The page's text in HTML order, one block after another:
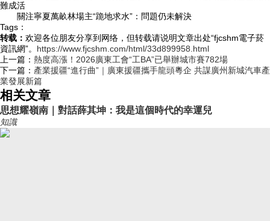
難成活
關注寧夏萬畝林場主“跪地求水”：問題仍未解決
Tags：
转载： 欢迎各位朋友分享到网络，但转载请说明文章出处“fjcshm電子菸
資訊網”。 https://www.fjcshm.com/html/33d899958.html
上一篇： 熱度高漲！2026廣東工會“工BA”已舉辦城市賽782場
下一篇： 產業援疆“進行曲”｜廣東援疆攜手龍頭粵企 共謀廣州新城汽車產
業發展新篇
相关文章
思想耀嶺南｜對話薛其坤：我是這個時代的幸運兒
知識